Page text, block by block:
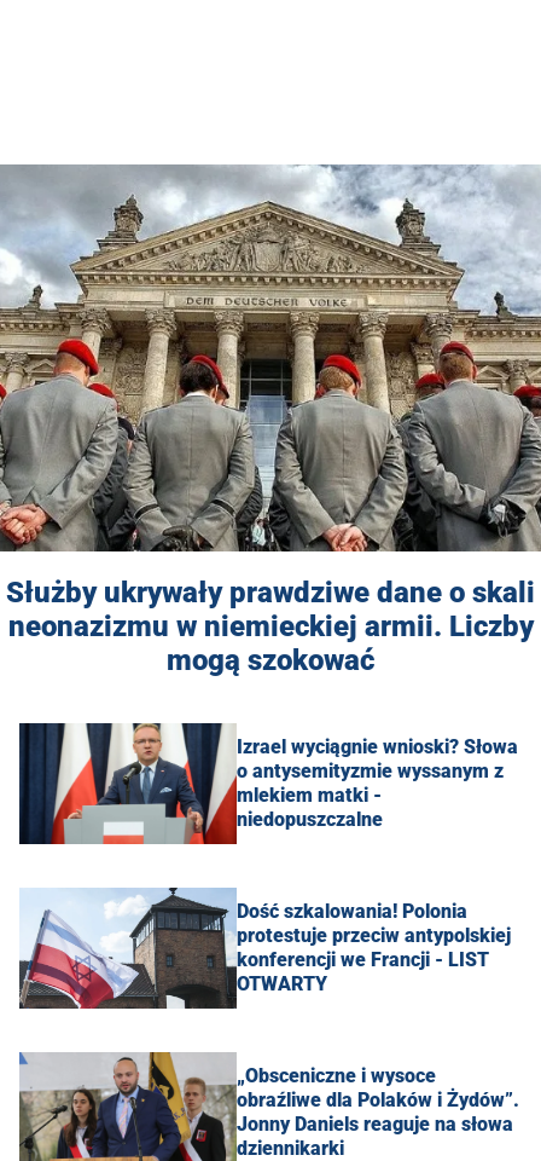
Służby ukrywały prawdziwe dane o skali
neonazizmu w niemieckiej armii. Liczby
mogą szokować
Izrael wyciągnie wnioski? Słowa
o antysemityzmie wyssanym z
mlekiem matki -
niedopuszczalne
Dość szkalowania! Polonia
protestuje przeciw antypolskiej
konferencji we Francji - LIST
OTWARTY
„Obsceniczne i wysoce
obraźliwe dla Polaków i Żydów”.
Jonny Daniels reaguje na słowa
dziennikarki